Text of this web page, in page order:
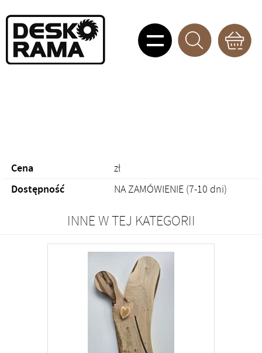
Cena zł
Dostępność NA ZAMÓWIENIE (7-10 dni)
INNE W TEJ KATEGORII